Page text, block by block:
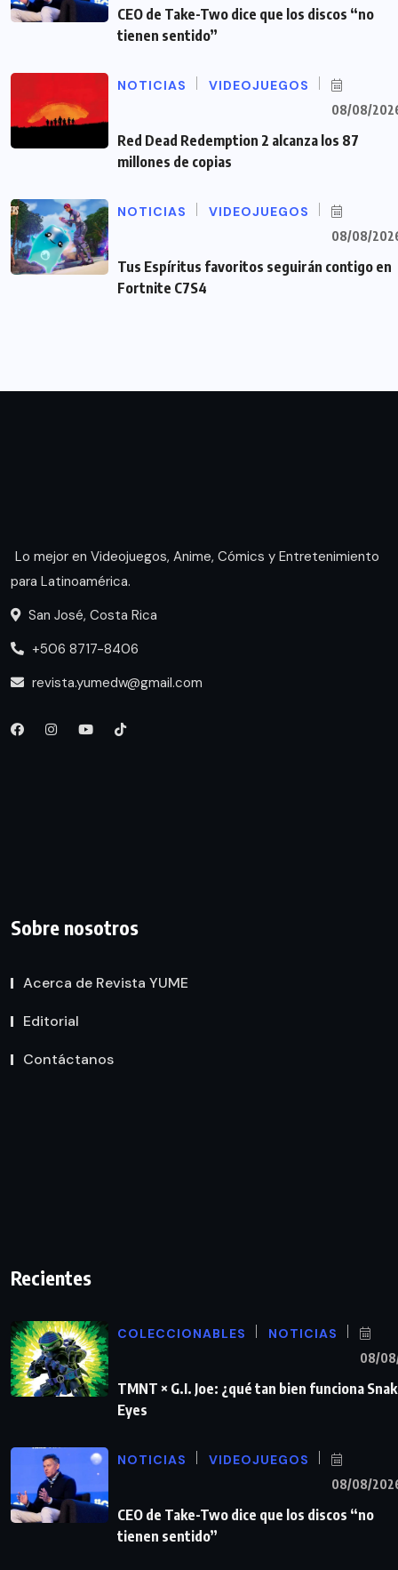
CEO de Take-Two dice que los discos “no
tienen sentido”
NOTICIAS VIDEOJUEGOS
08/08/
Red Dead Redemption 2 alcanza los 87
millones de copias
NOTICIAS VIDEOJUEGOS
08/08/
Tus Espíritus favoritos seguirán contigo en
Fortnite C7S4
Lo mejor en Videojuegos, Anime, Cómics y Entretenimiento
para Latinoamérica.
San José, Costa Rica
+506 8717-8406
revista.yumedw@gmail.com
Sobre nosotros
Acerca de Revista YUME
Editorial
Contáctanos
Recientes
COLECCIONABLES NOTICIAS
08/
TMNT × G.I. Joe: ¿qué tan bien funciona
Eyes
NOTICIAS VIDEOJUEGOS
08/08/
CEO de Take-Two dice que los discos “no
tienen sentido”